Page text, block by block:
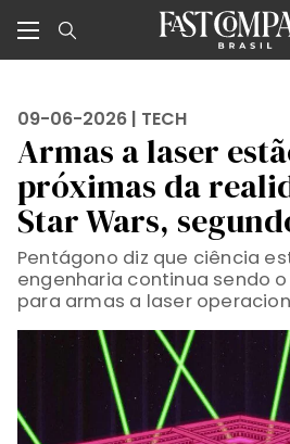
09-06-2026 | TECH
Armas a laser
próximas da
Star Wars,
Pentágono diz que ciência
engenharia continua sendo
para armas a laser